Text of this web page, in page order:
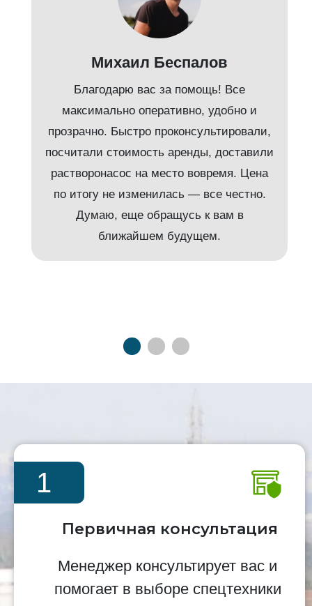
Михаил Беспалов
Благодарю вас за помощь! Все
максимально оперативно, удобно и
прозрачно. Быстро проконсультировали,
посчитали стоимость аренды, доставили
растворонасос на место вовремя. Цена
по итогу не изменилась — все честно.
Думаю, еще обращусь к вам в
ближайшем будущем.
1
Первичная консультация
Менеджер консультирует вас и
помогает в выборе спецтехники